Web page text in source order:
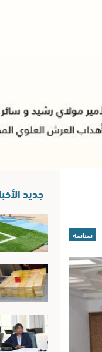
سياسة
جديد